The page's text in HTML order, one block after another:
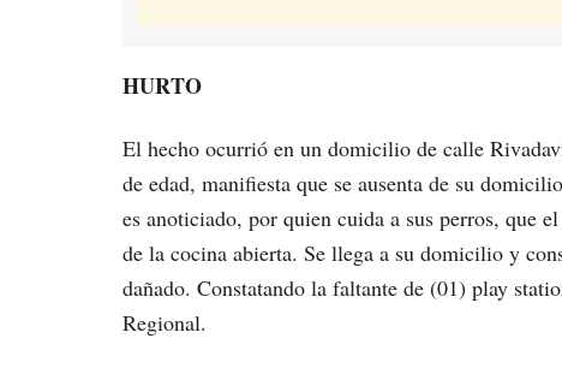
HURTO
El hecho ocurrió en un domicilio de calle
de edad, manifiesta que se ausenta de su
es anoticiado, por quien cuida a sus perros, que
de la cocina abierta. Se llega a su domicilio y
dañado. Constatando la faltante de (01) play
Regional.